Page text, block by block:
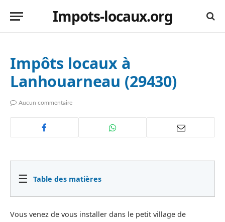
Impots-locaux.org
Impôts locaux à
Lanhouarneau (29430)
Aucun commentaire
☰ Table des matières
Vous venez de vous installer dans le petit village de